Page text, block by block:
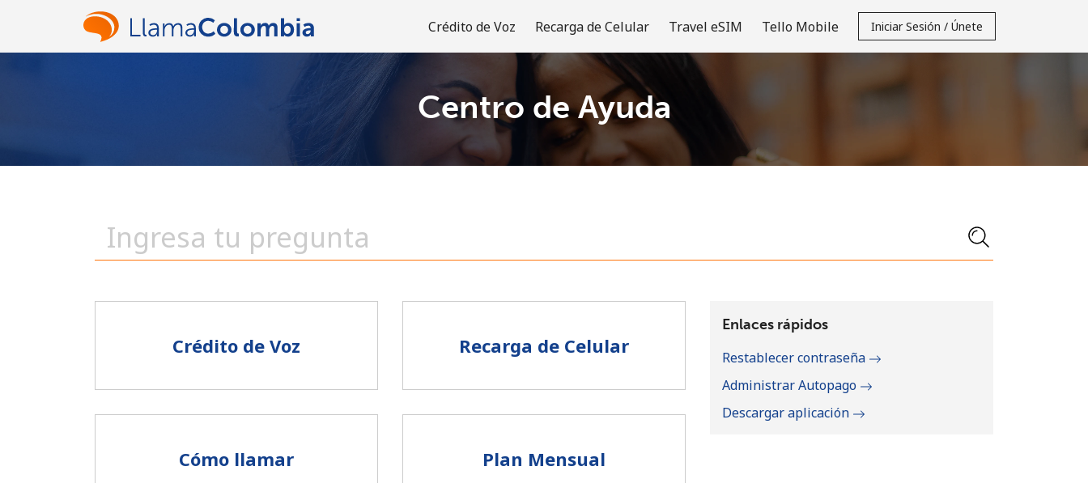
Crédito de Voz Recarga de Celular Travel eSIM Tello Mobile Iniciar Sesión / Únete
¡Bienvenido!
o
Centro de Ayuda
Crédito de Voz Recarga de Celular
Cómo llamar Plan Mensual
Enlaces rápidos
Restablecer contraseña
Administrar Autopago
Descargar aplicación